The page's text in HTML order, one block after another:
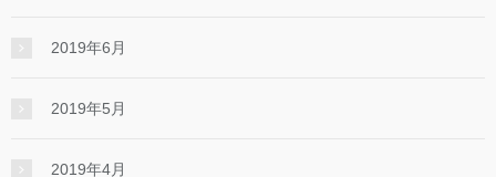
2019年6月
2019年5月
2019年4月